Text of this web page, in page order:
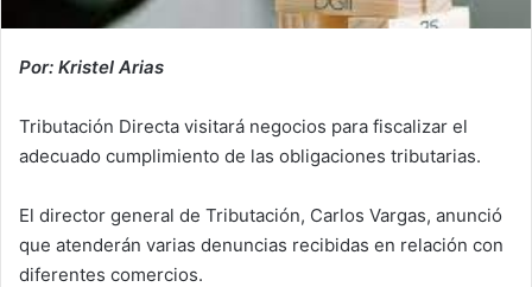
Por: Kristel Arias
Tributación Directa visitará negocios para fiscalizar el
adecuado cumplimiento de las obligaciones tributarias.
El director general de Tributación, Carlos Vargas, anunció
que atenderán varias denuncias recibidas en relación con
diferentes comercios.